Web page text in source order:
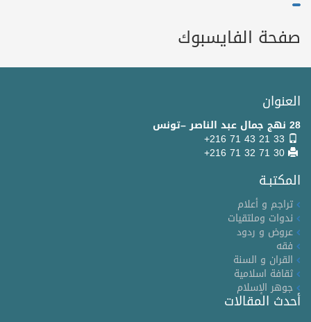
صفحة الفايسبوك
العنوان
28 نهج جمال عبد الناصر –تونس
+216 71 43 21 33
+216 71 32 71 30
المكتبـة
تراجم و أعلام
ندوات وملتقيات
عروض و ردود
فقه
القران و السنة
ثقافة اسلامية
جوهر الإسلام
أحدث المقالات